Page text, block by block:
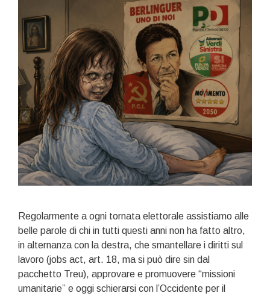
Regolarmente a ogni tornata elettorale assistiamo alle
belle parole di chi in tutti questi anni non ha fatto altro,
in alternanza con la destra, che smantellare i diritti sul
lavoro (jobs act, art. 18, ma si può dire sin dal
pacchetto Treu), approvare e promuovere “missioni
umanitarie” e oggi schierarsi con l’Occidente per il